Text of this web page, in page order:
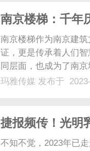
南京楼梯：千年
南京楼梯作为南京建
证，更是传承着人们
同层面，也成为了南
追溯到古代，那时候
玛雅传媒 发布于
捷报频传！光明
不知不觉，2023年已